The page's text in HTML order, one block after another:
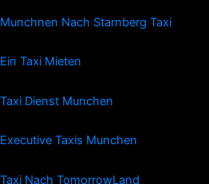
Munchnen Nach Starnberg Taxi
Ein Taxi Mieten
Taxi Dienst Munchen
Executive Taxis Munchen
Taxi Nach TomorrowLand